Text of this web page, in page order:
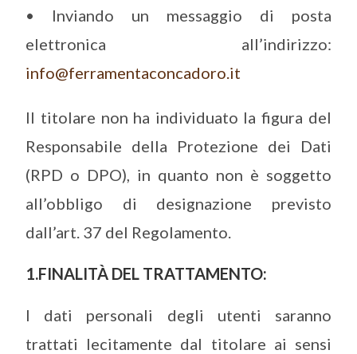
• Inviando un messaggio di posta
elettronica all’indirizzo:
info@ferramentaconcadoro.it
Il titolare non ha individuato la figura del
Responsabile della Protezione dei Dati
(RPD o DPO), in quanto non è soggetto
all’obbligo di designazione previsto
dall’art. 37 del Regolamento.
1.FINALITÀ DEL TRATTAMENTO:
I dati personali degli utenti saranno
trattati lecitamente dal titolare ai sensi